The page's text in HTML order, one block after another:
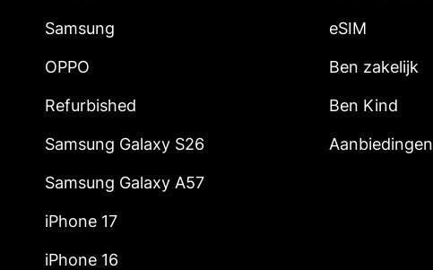
Samsung
OPPO
Refurbished
Samsung Galaxy S26
Samsung Galaxy A57
iPhone 17
iPhone 16
eSIM
Ben zakelijk
Ben Kind
Aanbiedingen